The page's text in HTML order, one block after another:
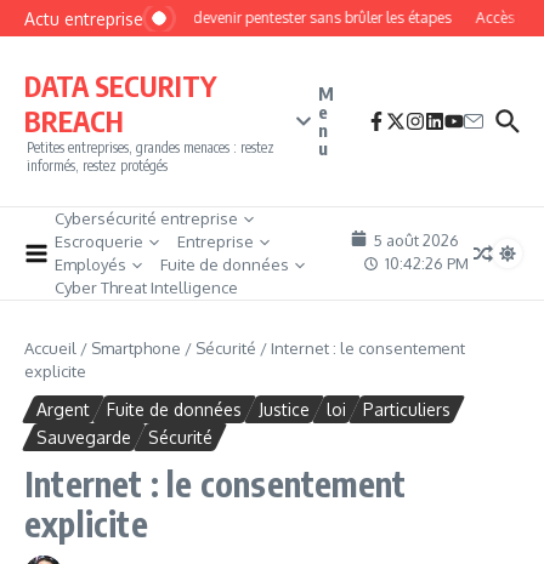
Aller au contenu
Actu entrepriseComment devenir pentester sans brûler les étapes Accès
DATA SECURITY
BREACH
Petites entreprises, grandes menaces : restez
informés, restez protégés
M
e
n
u
Cybersécurité entreprise
Escroquerie
Entreprise
Employés
Fuite de données
Cyber Threat Intelligence
5 août 2026
10:42:28 PM
Accueil / Smartphone / Sécurité / Internet : le consentement
explicite
Argent Fuite de données Justice loi
Particuliers
Sauvegarde
Sécurité
Internet : le consentement
explicite